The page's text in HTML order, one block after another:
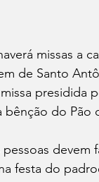
missas a
de Santo
bênção do Pão
festa do